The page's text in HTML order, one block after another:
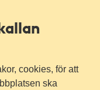
cookies, för att
ska